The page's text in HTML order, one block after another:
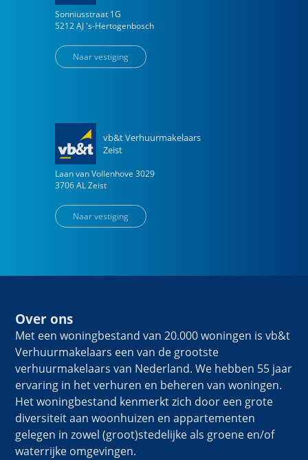
Sonniusstraat 1G
5212 AJ 's-Hertogenbosch
Naar vestiging
vb&t Verhuurmakelaars
Zeist
Laan van Vollenhove 3029
3706 AL Zeist
Naar vestiging
Over ons
Met een woningbestand van 20.000 woningen is vb&t
Verhuurmakelaars een van de grootste
verhuurmakelaars van Nederland. We hebben 55 jaar
ervaring in het verhuren en beheren van woningen.
Het woningbestand kenmerkt zich door een grote
diversiteit aan woonhuizen en appartementen
gelegen in zowel (groot)stedelijke als groene en/of
waterrijke omgevingen.